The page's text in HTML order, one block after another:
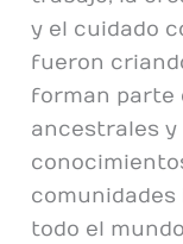
y el cuidado
fueron
forman parte
ancestrales
comunidades
todo el